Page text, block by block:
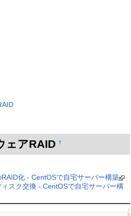
ェアRAID †
化 - CentOSで自宅サーバー構築
スク交換 - CentOSで自宅サーバー構
↑